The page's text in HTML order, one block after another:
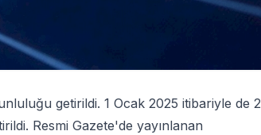
getirildi. 1 Ocak 2025 itibariyle de 2
Resmi Gazete'de yayınlanan